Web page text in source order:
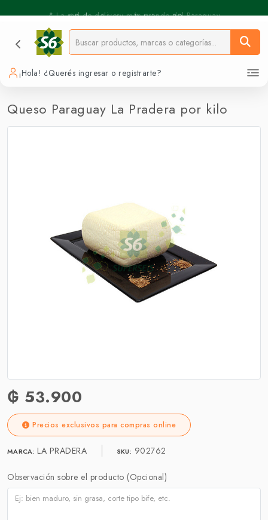
⚡️ Pickup Express - Retirás en 30 min.
¡Hola! ¿Querés ingresar o registrarte?
Queso Paraguay La Pradera por kilo
₲ 53.900
Precios exclusivos para compras online
MARCA: LA PRADERA SKU: 902762
Observación sobre el producto (Opcional)